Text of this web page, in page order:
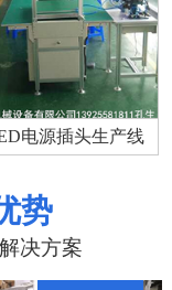
电源插头生产线
势
决方案